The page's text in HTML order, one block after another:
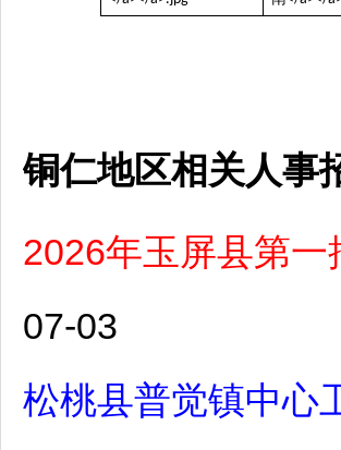
铜仁地区相关人事
2026年玉屏县第
07-03
松桃县普觉镇中心